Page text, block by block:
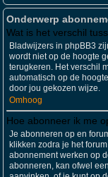
Onderwerp
Wat is het verschil
Bladwijzers in phpBB3
wordt niet op de hoogte
terugkeren. Het verschil
automatisch op de
door jou gekozen wijze.
Omhoog
Hoe abonneer ik me
Je abonneren op en
klikken zodra je het
abonnement werken op
abonneren, kan ofwel